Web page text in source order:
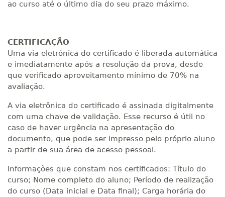
ao curso até o último dia do seu prazo máximo.
CERTIFICAÇÃO
Uma via eletrônica do certificado é liberada automática
e imediatamente após a resolução da prova, desde
que verificado aproveitamento mínimo de 70% na
avaliação.
A via eletrônica do certificado é assinada digitalmente
com uma chave de validação. Esse recurso é útil no
caso de haver urgência na apresentação do
documento, que pode ser impresso pelo próprio aluno
a partir de sua área de acesso pessoal.
Informações que constam nos certificados: Título do
curso; Nome completo do aluno; Período de realização
do curso (Data inicial e Data final); Carga horária do